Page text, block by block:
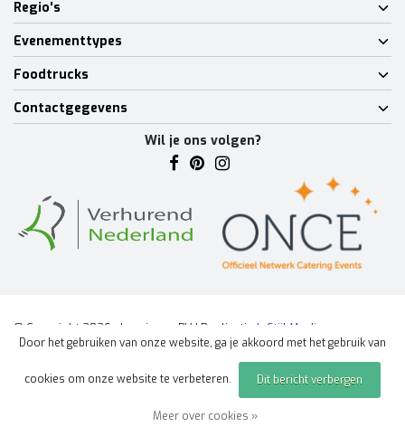
Regio's
Evenementtypes
Foodtrucks
Contactgegevens
Wil je ons volgen?
© Copyright 2026 - Lumineux BV | Realisatie
InStijl Media
Algemene voorwaarden|Disclaimer|Privacy Policy|Sitemap |
Door het gebruiken van onze website, ga je akkoord met het gebruik van
cookies om onze website te verbeteren. Dit bericht verbergen
Meer over cookies »